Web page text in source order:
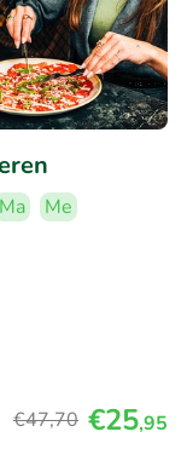
Ma
Me
€47,70 €25,95